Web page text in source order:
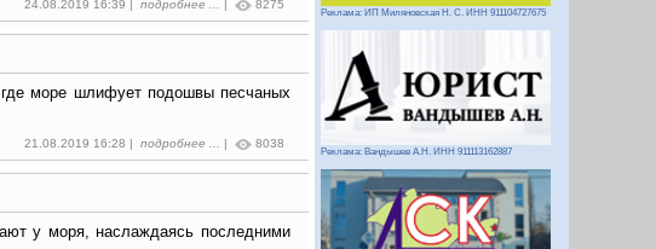
24.08.2019 16:39 | подробнее ... | 8275
где море шлифует подошвы песчаных
21.08.2019 16:28 | подробнее ... | 8038
у моря, наслаждаясь последними
Реклама: ИП Миляновская Н. С. ИНН 911104727675
Реклама: Вандышев А.Н. ИНН 911113162887